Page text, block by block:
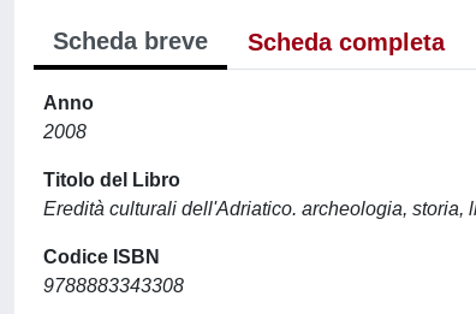
Scheda breve Scheda completa
Anno
2008
Titolo del Libro
Eredità culturali dell'Adriatico. archeologia, storia,
Codice ISBN
9788883343308